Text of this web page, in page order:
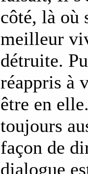
côté, là
meilleur
détruite.
réappris à
être en
toujours
façon de
dialogue